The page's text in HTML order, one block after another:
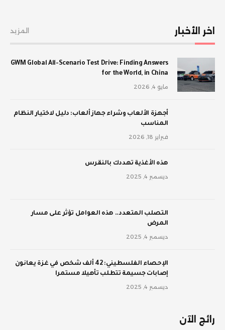
اخر الأخبار المزيد
GWM Global All-Scenario Test Drive: Finding Answers
for the World, in China
مايو 4, 2026
أجهزة الألعاب وشراء جهاز ألعاب: دليل لاختيار النظام
المناسب
فبراير 18, 2026
‫هذه الأغذية تهددك بالنقرس
ديسمبر 4, 2025
‫التصلب المتعدد.. هذه العوامل تؤثر على مسار
المرض
ديسمبر 4, 2025
الإحصاء الفلسطيني: 42 ألف شخص في غزة يعانون
إصابات جسيمة تتطلب تأهيلا مستمرا
ديسمبر 4, 2025
رائج الآن